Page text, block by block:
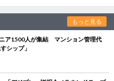
もっと見る
ニア1500人が集結 マンション管理代
シップ」